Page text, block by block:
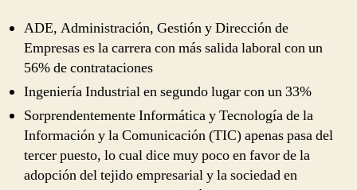
ADE, Administración, Gestión y Dirección de
Empresas es la carrera con más salida laboral con un
56% de contrataciones
Ingeniería Industrial en segundo lugar con un 33%
Sorprendentemente Informática y Tecnología de la
Información y la Comunicación (TIC) apenas pasa del
tercer puesto, lo cual dice muy poco en favor de la
adopción del tejido empresarial y la sociedad en